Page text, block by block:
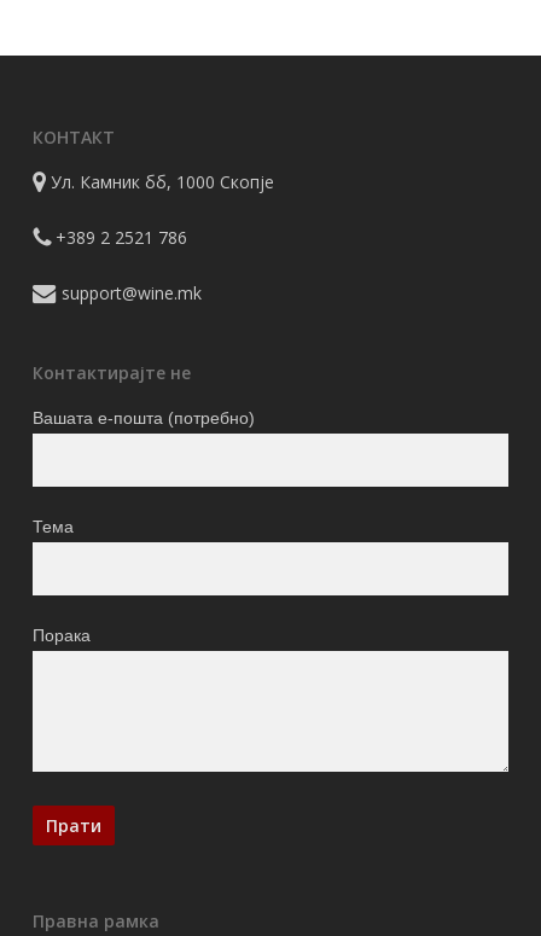
be
chosen
the
page
2.350 ден
КОНТАКТ
Ул. Камник бб, 1000 Скопје
+389 2 2521 786
support@wine.mk
Контактирајте не
Вашата е-пошта (потребно)
Тема
Порака
Правна рамка